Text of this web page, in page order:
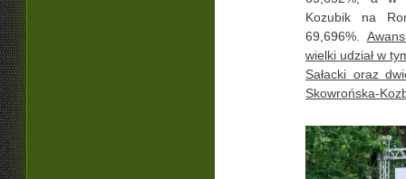
Kozubik na
69,696%.
wielki udział w
Sałacki oraz
Skowrońska-